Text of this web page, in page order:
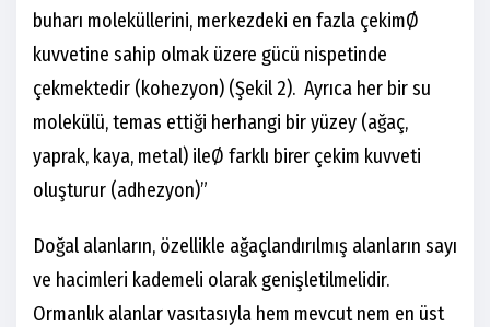
buharı moleküllerini, merkezdeki en fazla çekimØ
kuvvetine sahip olmak üzere gücü nispetinde
çekmektedir (kohezyon) (Şekil 2). Ayrıca her bir su
molekülü, temas ettiği herhangi bir yüzey (ağaç,
yaprak, kaya, metal) ileØ farklı birer çekim kuvveti
oluşturur (adhezyon)”
Doğal alanların, özellikle ağaçlandırılmış alanların sayı
ve hacimleri kademeli olarak genişletilmelidir.
Ormanlık alanlar vasıtasıyla hem mevcut nem en üst